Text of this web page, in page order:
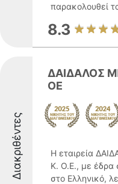
παρακολουθεί
8.3
Διακριθέντες
ΔΑΙΔΑΛΟΣ
ΟΕ
Η εταιρεία
Κ. Ο.Ε., με έδρα
στο Ελληνικό,